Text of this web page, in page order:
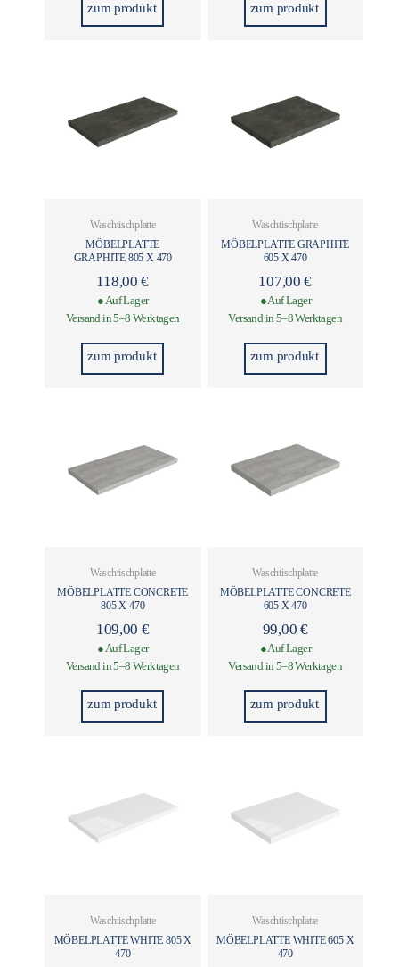
zum produkt zum produkt
Waschtischplatte
MÖBELPLATTE
GRAPHITE 805 X 470
118,00€
● Auf Lager
Versand in 5–8 Werktagen
zum produkt
Waschtischplatte
MÖBELPLATTE GRAPHITE
605 X 470
107,00€
● Auf Lager
Versand in 5–8 Werktagen
zum produkt
Waschtischplatte
MÖBELPLATTE CONCRETE
805 X 470
109,00 €
● Auf Lager
Versand in 5–8 Werktagen
zum produkt
Waschtischplatte
MÖBELPLATTE CONCRETE
605 X 470
99,00€
● Auf Lager
Versand in 5–8 Werktagen
zum produkt
Waschtischplatte
MÖBELPLATTE WHITE 805 X
470
Waschtischplatte
MÖBELPLATTE WHITE 605 X
470